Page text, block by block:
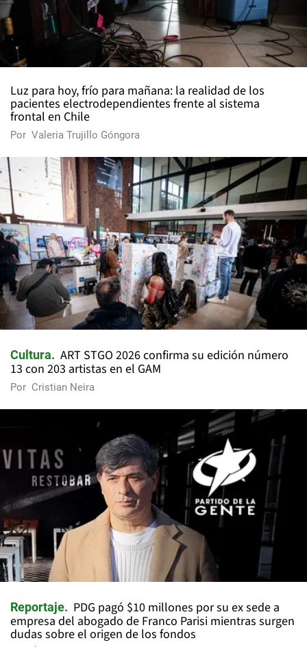
Luz para hoy, frío para mañana: la realidad de los
pacientes electrodependientes frente al sistema
frontal en Chile
Por Valeria Trujillo Góngora
Cultura
ART STGO 2026 confirma su edición número
13 con 203 artistas en el GAM
Por Cristian Neira
Reportaje
PDG pagó $10 millones por su ex sede a
empresa del abogado de Franco Parisi mientras surgen
dudas sobre el origen de los fondos